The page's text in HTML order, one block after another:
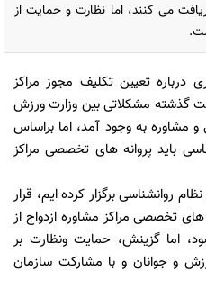
می کنند، اما نظارت و حمایت از
درباره تعیین تکلیف مجوز مراکز
گذشته مشکلاتی بین وزارت ورزش
مشاوره به وجود آمد، اما براساس
باید پروانه های تخصصی مراکز
روانشناسی برگزار کرده ایم، قرار
تخصصی مراکز مشاوره ازدواج از
اما گزینش، حمایت ونظارت بر
و جوانان و با مشارکت سازمان